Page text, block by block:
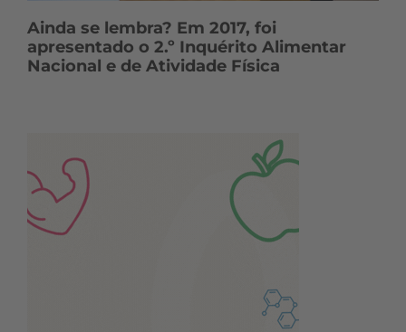
Ainda se lembra? Em 2017, foi
apresentado o 2.º Inquérito Alimentar
Nacional e de Atividade Física